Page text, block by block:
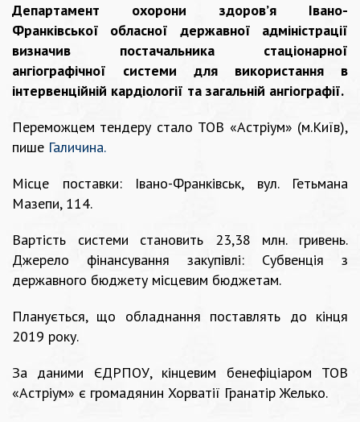
Департамент охорони здоров’я Івано-
Франківської обласної державної адміністрації
визначив постачальника стаціонарної
ангіографічної системи для використання в
інтервенційній кардіології та загальній ангіографії.
Переможцем тендеру стало ТОВ «Астріум» (м.Київ),
пише Галичина.
Місце поставки: Івано-Франківськ, вул. Гетьмана
Мазепи, 114.
Вартість системи становить 23,38 млн. гривень.
Джерело фінансування закупівлі: Субвенція з
державного бюджету місцевим бюджетам.
Планується, що обладнання поставлять до кінця
2019 року.
За даними ЄДРПОУ, кінцевим бенефіціаром ТОВ
«Астріум» є громадянин Хорватії Гранатір Желько.